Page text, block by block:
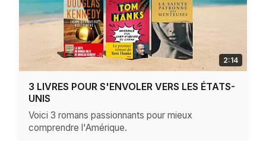
2:14
3 LIVRES POUR S'ENVOLER VERS LES ÉTATS-
UNIS
Voici 3 romans passionnants pour mieux
comprendre l'Amérique.